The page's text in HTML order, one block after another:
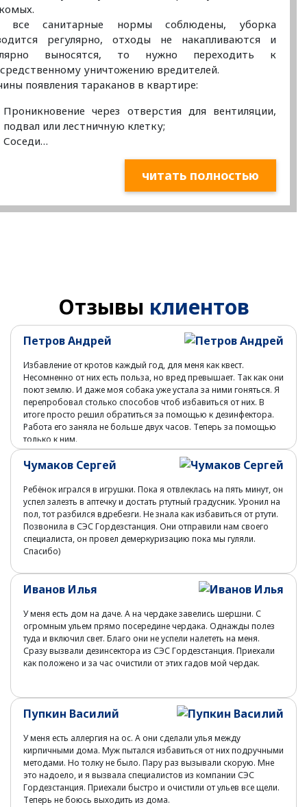
все санитарные нормы соблюдены, уборка
регулярно, отходы не накапливаются и
выносятся, то нужно переходить к
уничтожению вредителей.
появления тараканов в квартире:
Проникновение через отверстия для вентиляции,
подвал или лестничную клетку;
Соседи…
читать полностью
Отзывы клиентов
Петров Андрей
Избавление от кротов каждый год, для меня как квест.
Несомненно от них есть польза, но вред превышает. Так как они
поют землю. И даже моя собака уже устала за ними гоняться. Я
перепробовал столько способов чтоб избавиться от них. В
итоге просто решил обратиться за помощью к дезинфектора.
Работа его заняла не больше двух часов. Теперь за помощью
только к ним.
Чумаков Сергей
Ребёнок игрался в игрушки. Пока я отвлеклась на пять минут, он
успел залезть в аптечку и достать ртутный градусник. Уронил на
пол, тот разбился вдребезги. Не знала как избавиться от ртути.
Позвонила в СЭС Гордезстанция. Они отправили нам своего
специалиста, он провел демеркуризацию пока мы гуляли.
Спасибо)
Иванов Илья
У меня есть дом на даче. А на чердаке завелись шершни. С
огромным ульем прямо посередине чердака. Однажды полез
туда и включил свет. Благо они не успели налететь на меня.
Сразу вызвали дезинсектора из СЭС Гордезстанция. Приехали
как положено и за час очистили от этих гадов мой чердак.
Пупкин Василий
У меня есть аллергия на ос. А они сделали улья между
кирпичными дома. Муж пытался избавиться от них подручными
методами. Но толку не было. Пару раз вызывали скорую. Мне
это надоело, и я вызвала специалистов из компании СЭС
Гордезстанция. Приехали быстро и очистили от ульев все щели.
Теперь не боюсь выходить из дома.